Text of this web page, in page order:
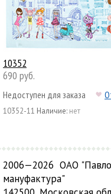
10352
690 руб.
Недоступен для заказа
10352-11 Наличие: нет
2006—2026 ОАО
мануфактура"